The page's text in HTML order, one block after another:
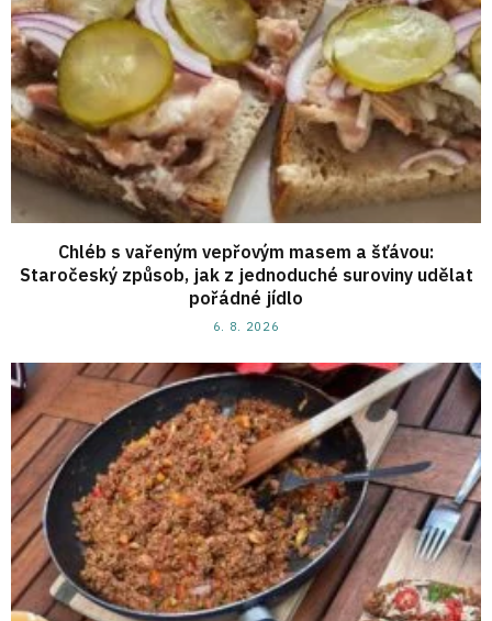
Chléb s vařeným vepřovým masem a šťávou:
Staročeský způsob, jak z jednoduché suroviny udělat
pořádné jídlo
6. 8. 2026